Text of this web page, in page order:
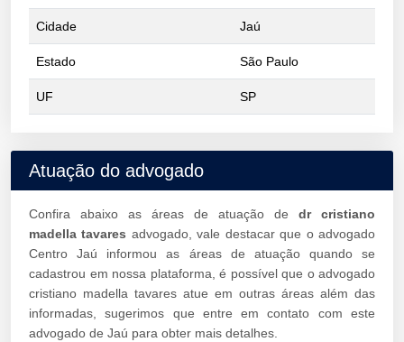
Cidade Jaú
Estado São Paulo
UF SP
Atuação do advogado
Confira abaixo as áreas de atuação de dr cristiano
madella tavares advogado, vale destacar que o advogado
Centro Jaú informou as áreas de atuação quando se
cadastrou em nossa plataforma, é possível que o advogado
cristiano madella tavares atue em outras áreas além das
informadas, sugerimos que entre em contato com este
advogado de Jaú para obter mais detalhes.